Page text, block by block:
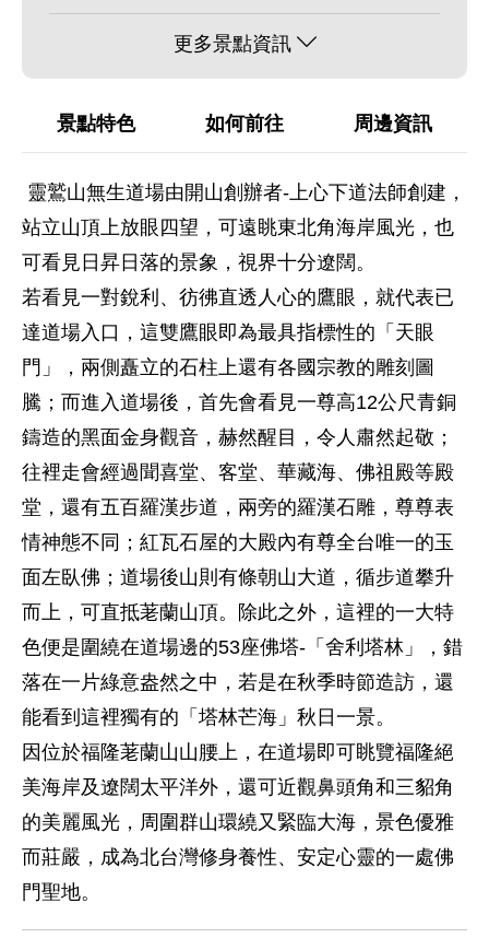
更多景點資訊
景點特色 如何前往 周邊資訊
靈鷲山無生道場由開山創辦者-上心下道法師創建，
站立山頂上放眼四望，可遠眺東北角海岸風光，也
可看見日昇日落的景象，視界十分遼闊。
若看見一對銳利、彷彿直透人心的鷹眼，就代表已
達道場入口，這雙鷹眼即為最具指標性的「天眼
門」，兩側矗立的石柱上還有各國宗教的雕刻圖
騰；而進入道場後，首先會看見一尊高12公尺青銅
鑄造的黑面金身觀音，赫然醒目，令人肅然起敬；
往裡走會經過聞喜堂、客堂、華藏海、佛祖殿等殿
堂，還有五百羅漢步道，兩旁的羅漢石雕，尊尊表
情神態不同；紅瓦石屋的大殿內有尊全台唯一的玉
面左臥佛；道場後山則有條朝山大道，循步道攀升
而上，可直抵荖蘭山頂。除此之外，這裡的一大特
色便是圍繞在道場邊的53座佛塔-「舍利塔林」，錯
落在一片綠意盎然之中，若是在秋季時節造訪，還
能看到這裡獨有的「塔林芒海」秋日一景。
因位於福隆荖蘭山山腰上，在道場即可眺覽福隆絕
美海岸及遼闊太平洋外，還可近觀鼻頭角和三貂角
的美麗風光，周圍群山環繞又緊臨大海，景色優雅
而莊嚴，成為北台灣修身養性、安定心靈的一處佛
門聖地。